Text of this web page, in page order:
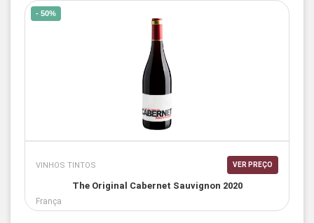
- 50%
VINHOS TINTOS VER PREÇO
The Original Cabernet Sauvignon 2020
França